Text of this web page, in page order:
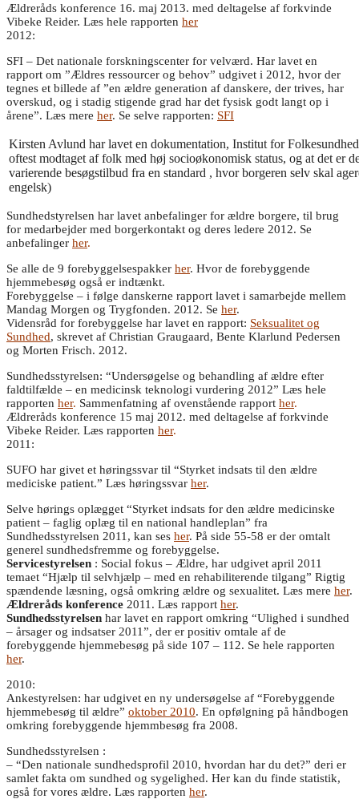
Ældreråds konference 16. maj 2013. med deltagelse af forkvinde
Vibeke Reider. Læs hele rapporten her
2012:
SFI – Det nationale forskningscenter for velværd. Har lavet en
rapport om ”Ældres ressourcer og behov” udgivet i 2012, hvor der
tegnes et billede af ”en ældre generation af danskere, der trives, har
overskud, og i stadig stigende grad har det fysisk godt langt op i
årene”. Læs mere her. Se selve rapporten: SFI
Kirsten Avlund har lavet en dokumentation, Institut for
oftest modtaget af folk med høj socioøkonomisk status, og at det er
varierende besøgstilbud fra en standard , hvor borgeren selv skal
engelsk)
Sundhedstyrelsen har lavet anbefalinger for ældre borgere, til brug
for medarbejder med borgerkontakt og deres ledere 2012. Se
anbefalinger her.
Se alle de 9 forebyggelsespakker her. Hvor de forebyggende
hjemmebesøg også er indtænkt.
Forebyggelse – i følge danskerne rapport lavet i samarbejde mellem
Mandag Morgen og Trygfonden. 2012. Se her.
Vidensråd for forebyggelse har lavet en rapport: Seksualitet og
Sundhed, skrevet af Christian Graugaard, Bente Klarlund Pedersen
og Morten Frisch. 2012.
Sundhedsstyrelsen: “Undersøgelse og behandling af ældre efter
faldtilfælde – en medicinsk teknologi vurdering 2012” Læs hele
rapporten her. Sammenfatning af ovenstående rapport her.
Ældreråds konference 15 maj 2012. med deltagelse af forkvinde
Vibeke Reider. Læs rapporten her.
2011:
SUFO har givet et høringssvar til “Styrket indsats til den ældre
mediciske patient.” Læs høringssvar her.
Selve hørings oplægget “Styrket indsats for den ældre medicinske
patient – faglig oplæg til en national handleplan” fra
Sundhedsstyrelsen 2011, kan ses her. På side 55-58 er der omtalt
generel sundhedsfremme og forebyggelse.
Servicestyrelsen : Social fokus – Ældre, har udgivet april 2011
temaet “Hjælp til selvhjælp – med en rehabiliterende tilgang” Rigtig
spændende læsning, også omkring ældre og sexualitet. Læs mere her.
Ældreråds konference 2011. Læs rapport her.
Sundhedsstyrelsen har lavet en rapport omkring “Ulighed i sundhed
– årsager og indsatser 2011”, der er positiv omtale af de
forebyggende hjemmebesøg på side 107 – 112. Se hele rapporten
her.
2010:
Ankestyrelsen: har udgivet en ny undersøgelse af “Forebyggende
hjemmebesøg til ældre” oktober 2010. En opfølgning på håndbogen
omkring forebyggende hjemmbesøg fra 2008.
Sundhedsstyrelsen :
– “Den nationale sundhedsprofil 2010, hvordan har du det?” deri er
samlet fakta om sundhed og sygelighed. Her kan du finde statistik,
også for vores ældre. Læs rapporten her.